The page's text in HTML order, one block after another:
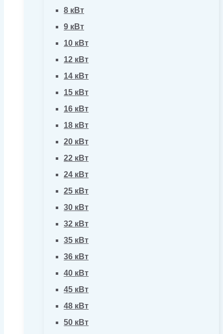
8 кВт
9 кВт
10 кВт
12 кВт
14 кВт
15 кВт
16 кВт
18 кВт
20 кВт
22 кВт
24 кВт
25 кВт
30 кВт
32 кВт
35 кВт
36 кВт
40 кВт
45 кВт
48 кВт
50 кВт